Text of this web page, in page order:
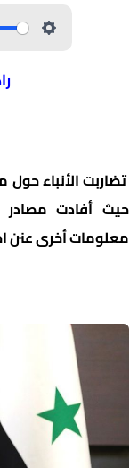
تضاربت الأنباء حول
حيث أفادت مصادر
معلومات أخرى عنن